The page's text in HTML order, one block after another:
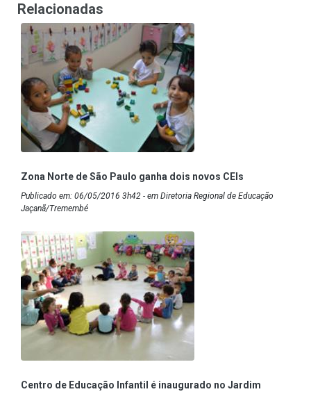
Relacionadas
Zona Norte de São Paulo ganha dois novos CEIs
Publicado em: 06/05/2016 3h42 - em Diretoria Regional de Educação
Jaçanã/Tremembé
Centro de Educação Infantil é inaugurado no Jardim